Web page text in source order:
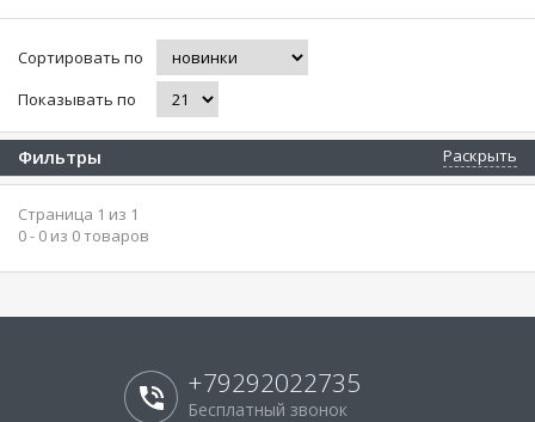
Сортировать по
Показывать по
Фильтры Раскрыть
Страница 1 из 1
0 - 0 из 0 товаров
+79292022735
Бесплатный звонок